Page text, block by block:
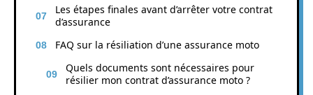
Les étapes finales avant d’arrêter votre contrat
d’assurance
FAQ sur la résiliation d’une assurance moto
Quels documents sont nécessaires pour
résilier mon contrat d’assurance moto ?